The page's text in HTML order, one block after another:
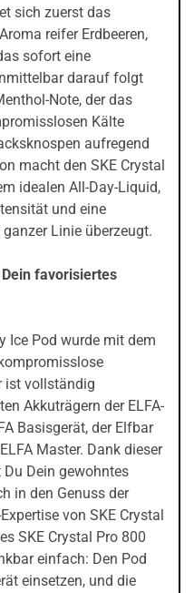
sich zuerst das
reifer Erdbeeren,
sofort eine
darauf folgt
Note, der das
Kälte
aufregend
macht den SKE Crystal
idealen All-Day-Liquid,
und eine
Linie überzeugt.
favorisiertes
Ice Pod wurde mit dem
ist vollständig
Akkuträgern der ELFA-
Basisgerät, der Elfbar
Master. Dank dieser
Dein gewohntes
in den Genuss der
von SKE Crystal
SKE Crystal Pro 800
einfach: Den Pod
einsetzen, und die